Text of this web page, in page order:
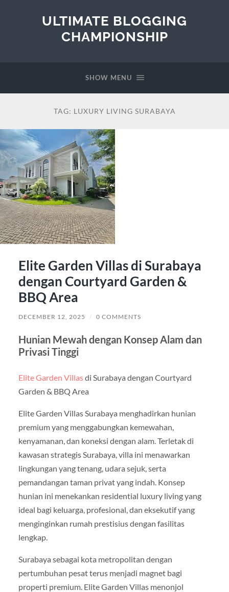
ULTIMATE BLOGGING
CHAMPIONSHIP
SHOW MENU
TAG: LUXURY LIVING SURABAYA
Elite Garden Villas di Surabaya
dengan Courtyard Garden &
BBQ Area
DECEMBER 12, 2025 / 0 COMMENTS
Hunian Mewah dengan Konsep Alam dan
Privasi Tinggi
Elite Garden Villasdi Surabaya dengan Courtyard
Garden & BBQ Area
Elite Garden Villas Surabaya menghadirkan hunian
premium yang menggabungkan kemewahan,
kenyamanan, dan koneksi dengan alam. Terletak di
kawasan strategis Surabaya, villa ini menawarkan
lingkungan yang tenang, udara sejuk, serta
pemandangan taman privat yang indah. Konsep
hunian ini menekankan residential luxury living yang
ideal bagi keluarga, profesional, dan eksekutif yang
menginginkan rumah prestisius dengan fasilitas
lengkap.
Surabaya sebagai kota metropolitan dengan
pertumbuhan pesat terus menjadi magnet bagi
properti premium. Elite Garden Villas menonjol